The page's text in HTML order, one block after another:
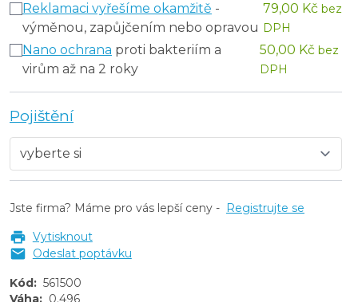
Reklamaci vyřešíme okamžitě -
výměnou, zapůjčením nebo opravou
79,00 Kč bez
DPH
Nano ochrana proti bakteriím a
virům až na 2 roky
50,00 Kč bez
DPH
Pojištění
Jste firma? Máme pro vás lepší ceny - Registrujte se
Vytisknout
Odeslat poptávku
Kód: 561500
Váha: 0.496